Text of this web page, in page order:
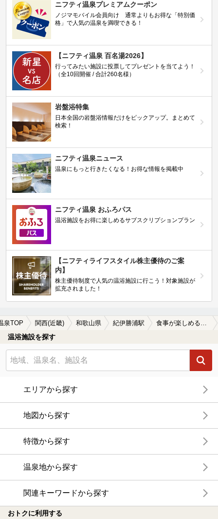
ニフティ温泉プレミアムクーポン
ノジマモバイル会員向け 通常よりもお得な「特別価
格」で人気の温泉を満喫できる！
【ニフティ温泉 百名湯2026】
行ってみたい施設に投票してプレゼントを当てよう！
（全10回開催 / 合計260名様）
岩盤浴特集
日本全国の岩盤浴情報だけをピックアップ。まとめて
検索！
ニフティ温泉ニュース
温泉にもっと行きたくなる！お得な情報を掲載中
ニフティ温泉 おふろパス
温浴施設をお得に楽しめるサブスクリプションプラン
【ニフティライフスタイル株主優待のご案
内】
株主優待制度で人気の温浴施設に行こう！対象施設が
拡充されました！
泉TOP 関西(近畿) 和歌山県 紀伊勝浦駅 食事が楽しめる紀伊勝浦駅近くの温泉、日帰り温泉、スーパー銭湯おすすめ
温浴施設を探す
エリアから探す
地図から探す
特徴から探す
温泉地から探す
関連キーワードから探す
おトクに利用する